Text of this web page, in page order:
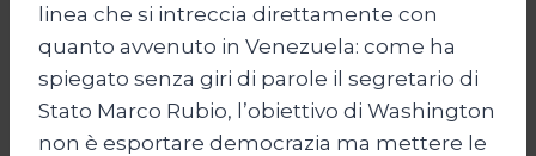
linea che si intreccia direttamente con
quanto avvenuto in Venezuela: come ha
spiegato senza giri di parole il segretario di
Stato Marco Rubio, l’obiettivo di Washington
non è esportare democrazia ma mettere le